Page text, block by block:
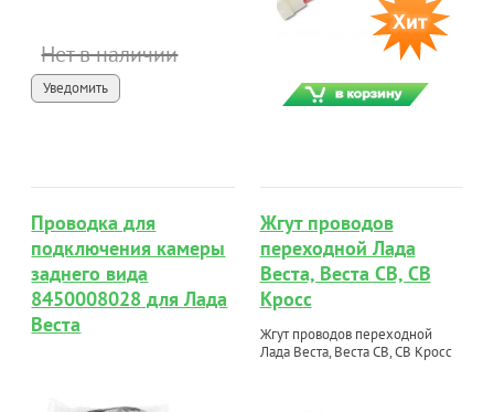
Нет в наличии
Уведомить
Проводка для
подключения камеры
заднего вида
8450008028 для Лада
Веста
Жгут проводов
переходной Лада
Веста, Веста СВ, СВ
Кросс
Жгут проводов переходной
Лада Веста, Веста СВ, СВ Кросс